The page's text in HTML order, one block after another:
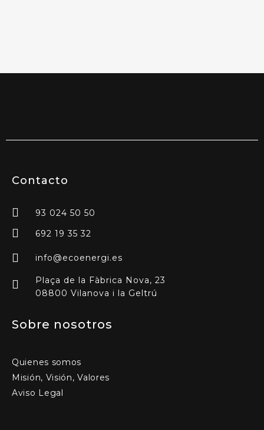
Contacto
93 024 50 50
692 19 35 32
info@ecoenergi.es
Plaça de la Fàbrica Nova, 23
08800 Vilanova i la Geltrú
Sobre nosotros
Quienes somos
Misión, Visión, Valores
Aviso Legal